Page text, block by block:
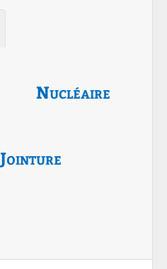
Nucléaire
Jointure